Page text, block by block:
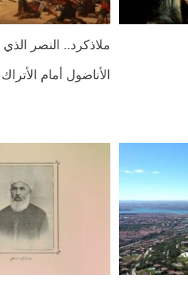
ملاذكرد.. النصر
الأناضول أمام الأتراك